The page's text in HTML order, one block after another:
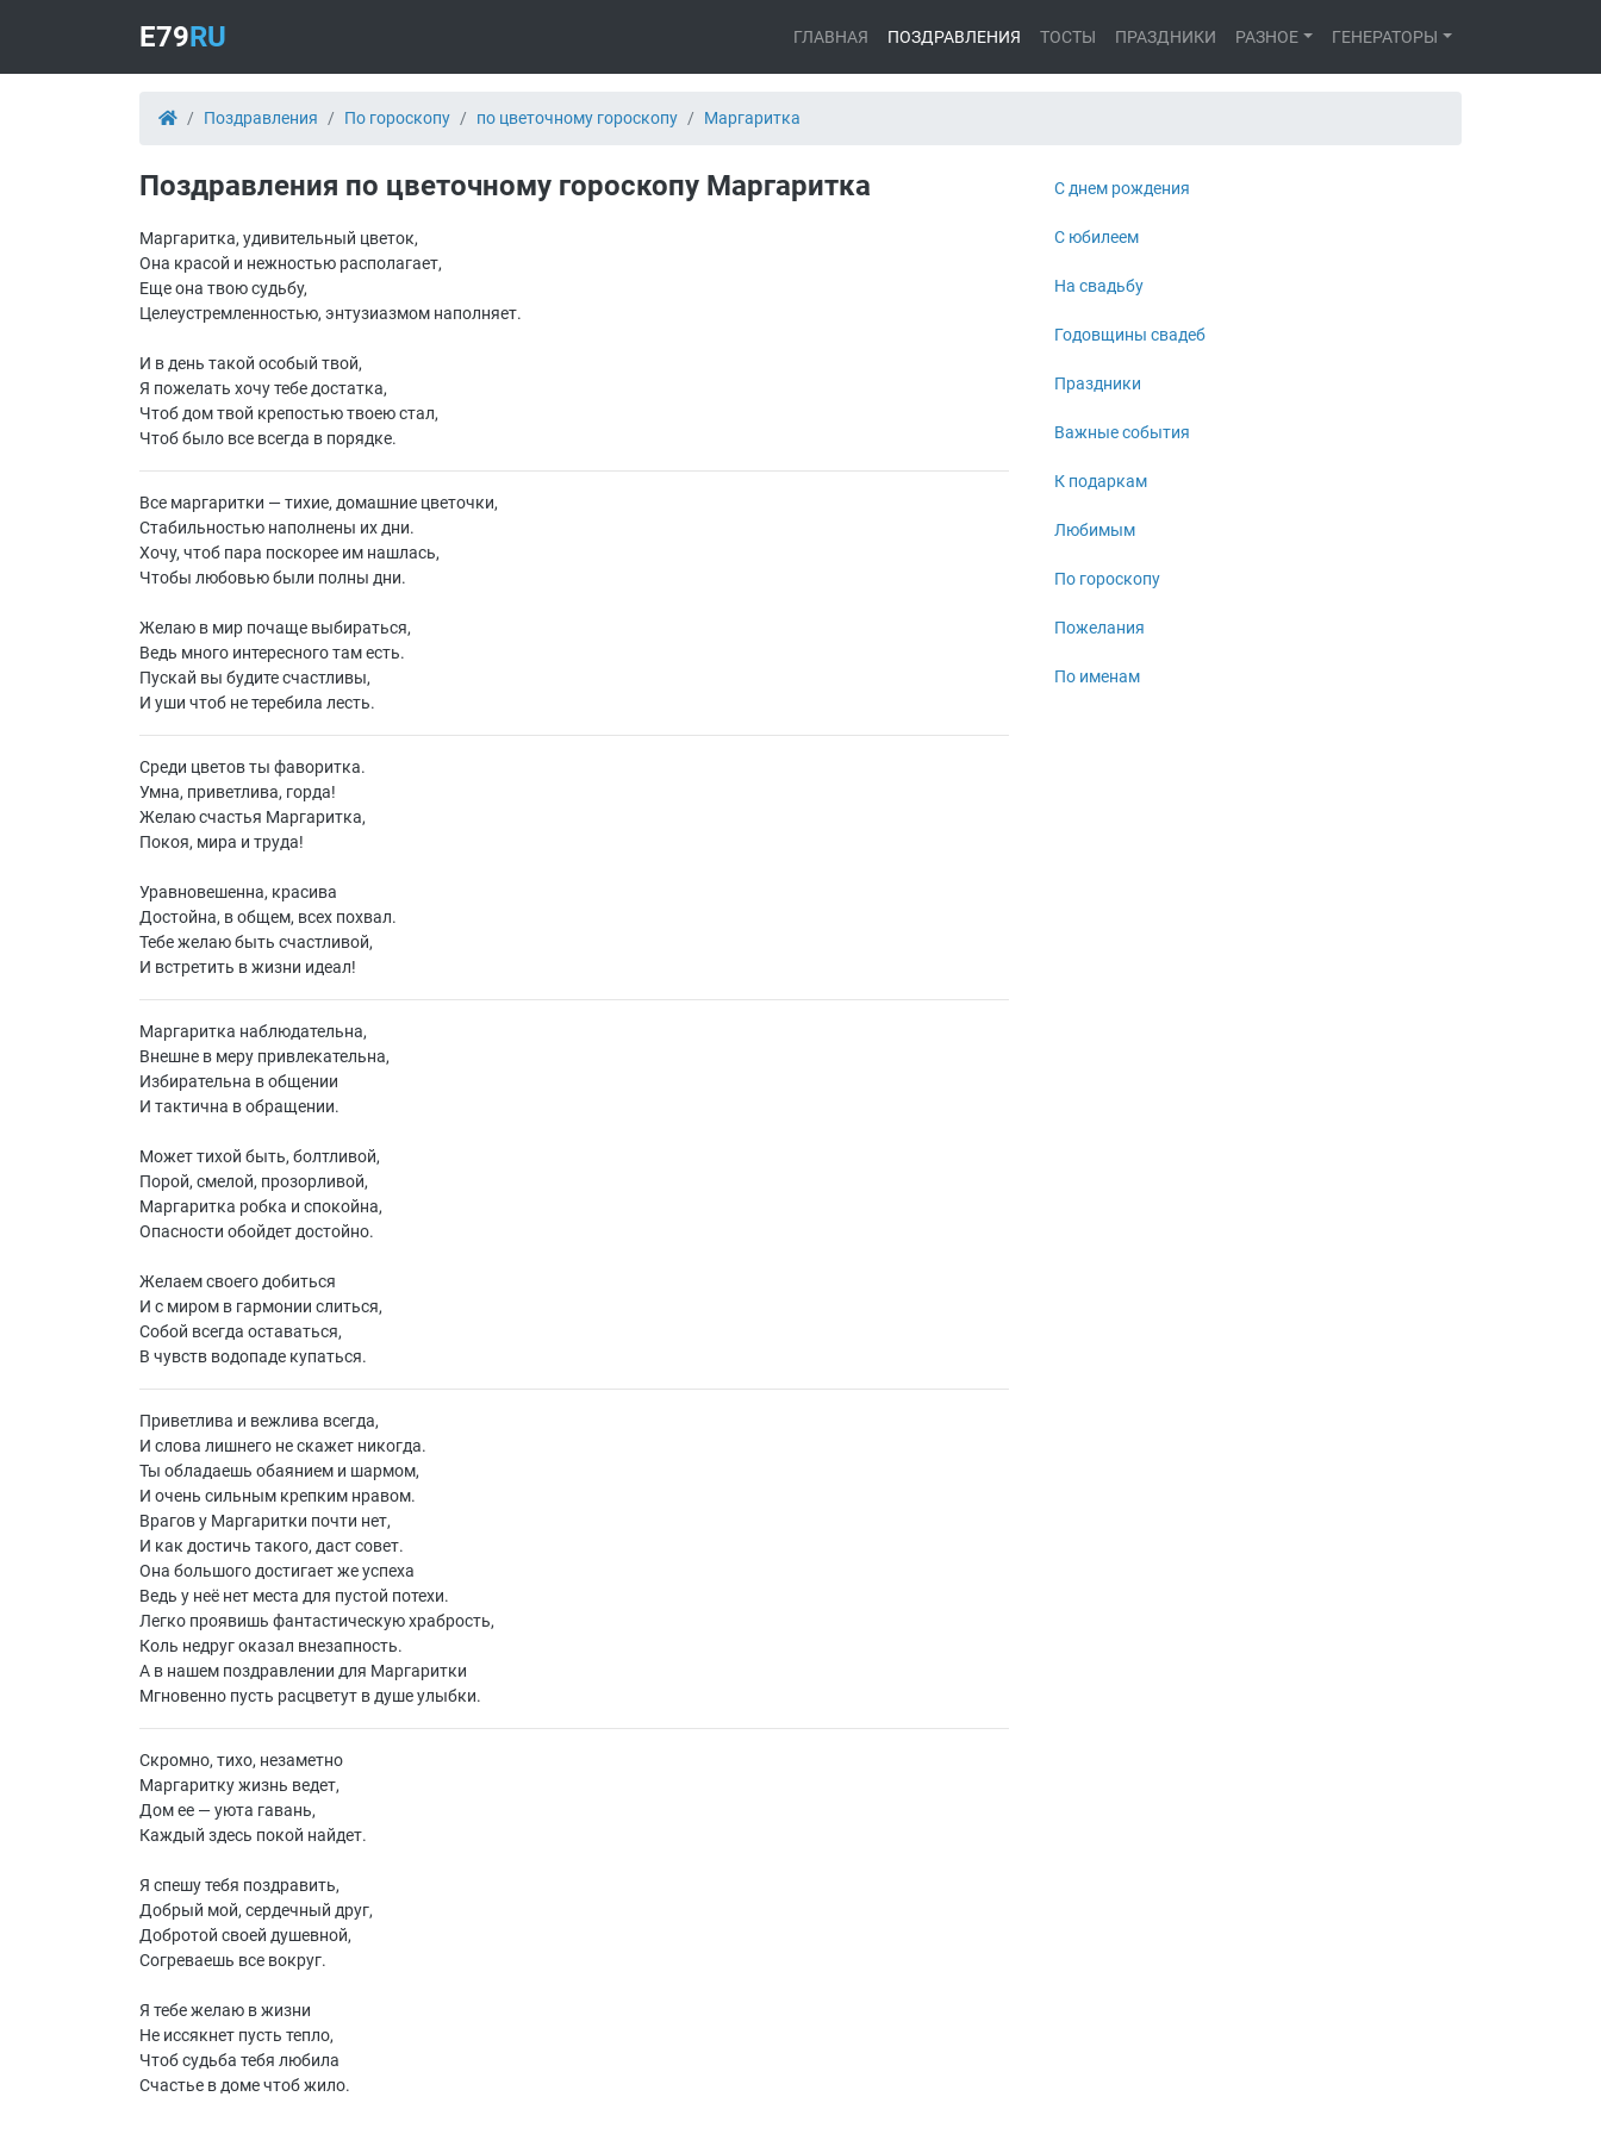
E79RU ГЛАВНАЯ ПОЗДРАВЛЕНИЯ ТОСТЫ ПРАЗДНИКИ РАЗНОЕ ГЕНЕРАТОРЫ
Поздравления По гороскопу по цветочному гороскопу Маргаритка
Поздравления по цветочному гороскопу Маргаритка
Маргаритка, удивительный цветок,
Она красой и нежностью располагает,
Еще она твою судьбу,
Целеустремленностью, энтузиазмом наполняет.
И в день такой особый твой,
Я пожелать хочу тебе достатка,
Чтоб дом твой крепостью твоею стал,
Чтоб было все всегда в порядке.
Все маргаритки — тихие, домашние цветочки,
Стабильностью наполнены их дни.
Хочу, чтоб пара поскорее им нашлась,
Чтобы любовью были полны дни.
Желаю в мир почаще выбираться,
Ведь много интересного там есть.
Пускай вы будите счастливы,
И уши чтоб не теребила лесть.
Среди цветов ты фаворитка.
Умна, приветлива, горда!
Желаю счастья Маргаритка,
Покоя, мира и труда!
Уравновешенна, красива
Достойна, в общем, всех похвал.
Тебе желаю быть счастливой,
И встретить в жизни идеал!
Маргаритка наблюдательна,
Внешне в меру привлекательна,
Избирательна в общении
И тактична в обращении.
Может тихой быть, болтливой,
Порой, смелой, прозорливой,
Маргаритка робка и спокойна,
Опасности обойдет достойно.
Желаем своего добиться
И с миром в гармонии слиться,
Собой всегда оставаться,
В чувств водопаде купаться.
Приветлива и вежлива всегда,
И слова лишнего не скажет никогда.
Ты обладаешь обаянием и шармом,
И очень сильным крепким нравом.
Врагов у Маргаритки почти нет,
И как достичь такого, даст совет.
Она большого достигает же успеха
Ведь у неё нет места для пустой потехи.
Легко проявишь фантастическую храбрость,
Коль недруг оказал внезапность.
А в нашем поздравлении для Маргаритки
Мгновенно пусть расцветут в душе улыбки.
Скромно, тихо, незаметно
Маргаритку жизнь ведет,
Дом ее — уюта гавань,
Каждый здесь покой найдет.
Я спешу тебя поздравить,
Добрый мой, сердечный друг,
Добротой своей душевной,
Согреваешь все вокруг.
Я тебе желаю в жизни
Не иссякнет пусть тепло,
Чтоб судьба тебя любила
Счастье в доме чтоб жило.
С днем рождения
С юбилеем
На свадьбу
Годовщины свадеб
Праздники
Важные события
К подаркам
Любимым
По гороскопу
Пожелания
По именам